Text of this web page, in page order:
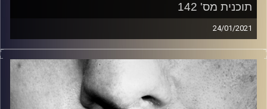
תוכנית מס' 142
24/01/2021
זיפים, מוזיקה מחוספסת של הופעות חיות. הרבה ג'אם, רוק,
בלוז, bluegrass, ג'אז, Fאנק, פרוגרסיב ואפילו אלקטרוניקה.
כל מה שחי, אמיתי ונושם.
עם שמוליק רגב.